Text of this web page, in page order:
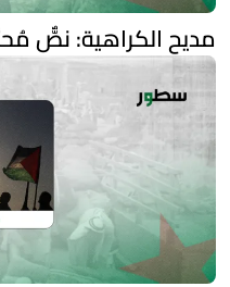
مديح الكراهية: نصٌّ